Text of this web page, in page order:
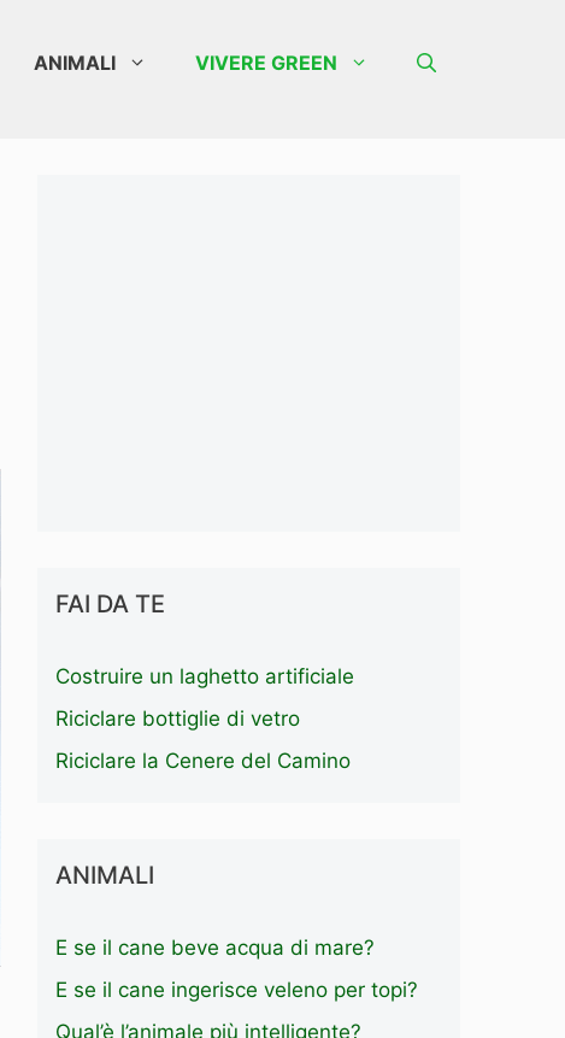
ANIMALI VIVERE GREEN
FAI DA TE
Costruire un laghetto artificiale
Riciclare bottiglie di vetro
Riciclare la Cenere del Camino
ANIMALI
E se il cane beve acqua di mare?
E se il cane ingerisce veleno per topi?
Qual’è l’animale più intelligente?